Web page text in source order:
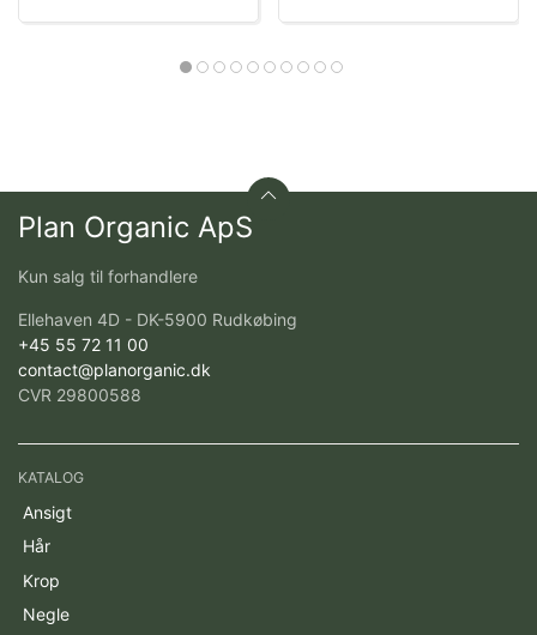
Plan Organic ApS
Kun salg til forhandlere
Ellehaven 4D - DK-5900 Rudkøbing
+45 55 72 11 00
contact@planorganic.dk
CVR 29800588
KATALOG
Ansigt
Hår
Krop
Negle